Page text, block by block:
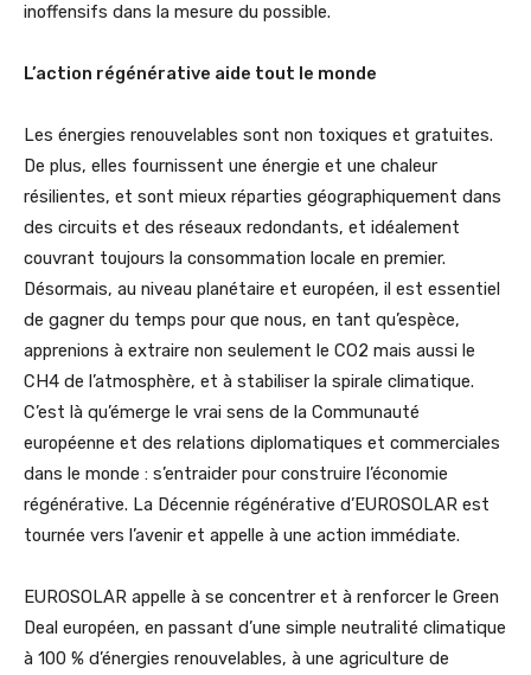
inoffensifs dans la mesure du possible.
L’action régénérative aide tout le monde
Les énergies renouvelables sont non toxiques et gratuites.
De plus, elles fournissent une énergie et une chaleur
résilientes, et sont mieux réparties géographiquement dans
des circuits et des réseaux redondants, et idéalement
couvrant toujours la consommation locale en premier.
Désormais, au niveau planétaire et européen, il est essentiel
de gagner du temps pour que nous, en tant qu’espèce,
apprenions à extraire non seulement le CO2 mais aussi le
CH4 de l’atmosphère, et à stabiliser la spirale climatique.
C’est là qu’émerge le vrai sens de la Communauté
européenne et des relations diplomatiques et commerciales
dans le monde : s’entraider pour construire l’économie
régénérative. La Décennie régénérative d’EUROSOLAR est
tournée vers l’avenir et appelle à une action immédiate.
EUROSOLAR appelle à se concentrer et à renforcer le Green
Deal européen, en passant d’une simple neutralité climatique
à 100 % d’énergies renouvelables, à une agriculture de